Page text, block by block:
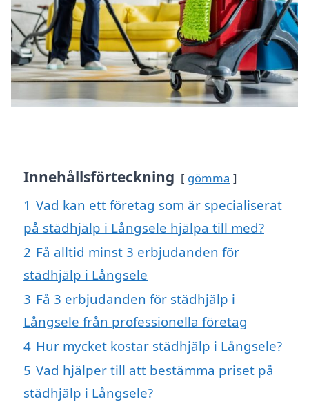
Innehållsförteckning gömma
1 Vad kan ett företag som är specialiserat
på städhjälp i Långsele hjälpa till med?
2 Få alltid minst 3 erbjudanden för
städhjälp i Långsele
3 Få 3 erbjudanden för städhjälp i
Långsele från professionella företag
4 Hur mycket kostar städhjälp i Långsele?
5 Vad hjälper till att bestämma priset på
städhjälp i Långsele?